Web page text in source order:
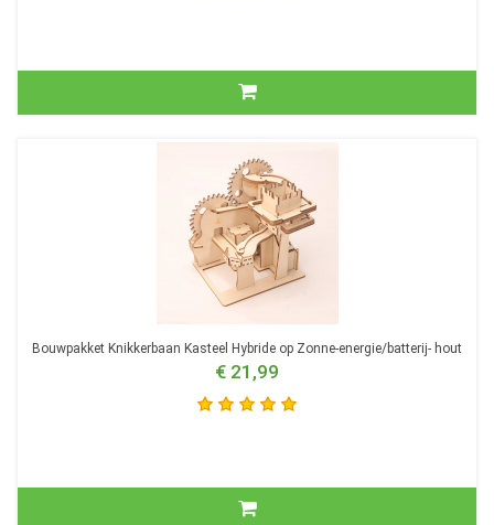
Bouwpakket Knikkerbaan Kasteel Hybride op Zonne-energie/batterij- hout
€ 21,99